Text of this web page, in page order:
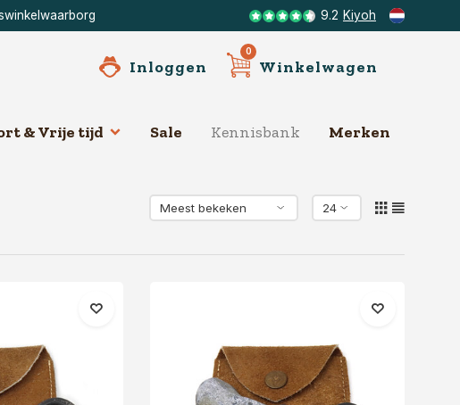
9.2 Kiyoh
Inloggen
0
Winkelwagen
& Vrije tijd Sale Kennisbank Merken